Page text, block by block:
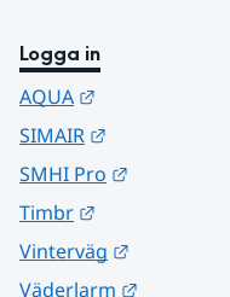
Logga in
AQUA
SIMAIR
SMHI Pro
Timbr
Vinterväg
Väderlarm